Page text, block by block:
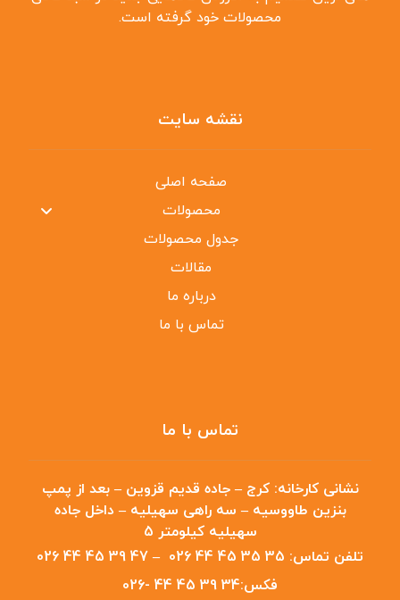
محصولات خود گرفته است.
نقشه سایت
صفحه اصلی
محصولات
جدول محصولات
مقالات
درباره ما
تماس با ما
تماس با ما
نشانی کارخانه:کرج – جاده قدیم قزوین – بعد از پمپ
بنزین طاووسیه – سه راهی سهیلیه – داخل جاده
سهیلیه کیلومتر 5
تلفن تماس: 35 35 45 44 026
–
47 39 45 44 026
فکس:34 39 45 44 -026